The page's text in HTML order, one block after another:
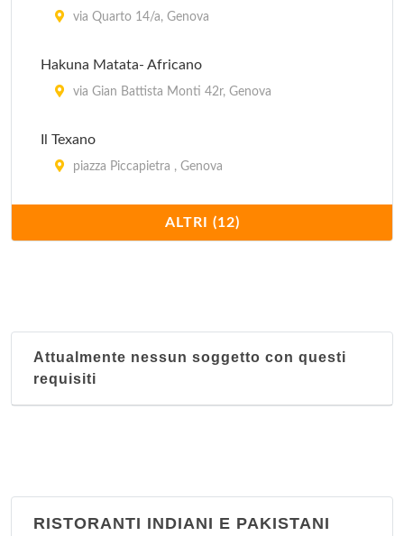
via Quarto 14/a, Genova
Hakuna Matata- Africano
via Gian Battista Monti 42r, Genova
Il Texano
piazza Piccapietra , Genova
vico Falamonica 21 r, Genova
Nel continente nero - Africano
ALTRI (12)
Attualmente nessun soggetto con questi
requisiti
RISTORANTI INDIANI E PAKISTANI